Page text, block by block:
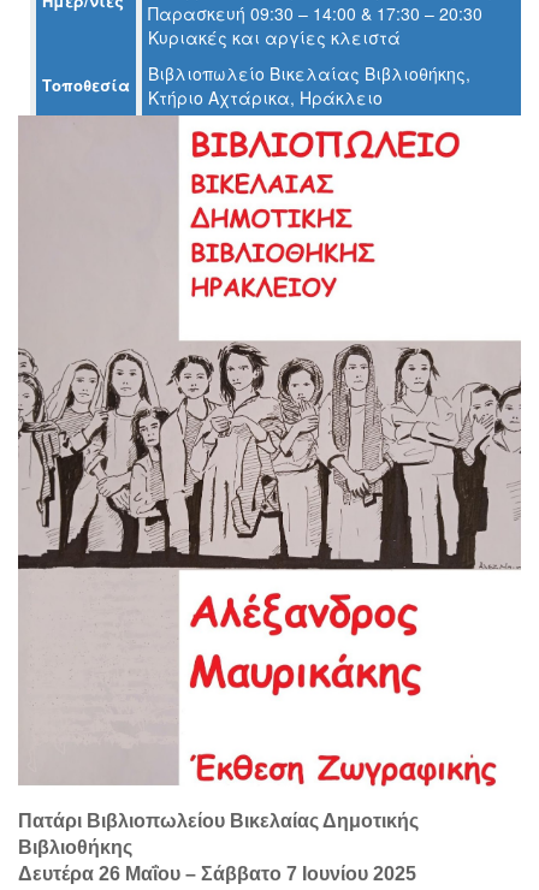
Παρασκευή 09:30 – 14:00 & 17:30 – 20:30
Κυριακές και αργίες κλειστά
Τοποθεσία
Βιβλιοπωλείο Βικελαίας Βιβλιοθήκης,
Κτήριο Αχτάρικα, Ηράκλειο
Πατάρι Βιβλιοπωλείου Βικελαίας Δημοτικής
Βιβλιοθήκης
Δευτέρα 26 Μαΐου – Σάββατο 7 Ιουνίου 2025